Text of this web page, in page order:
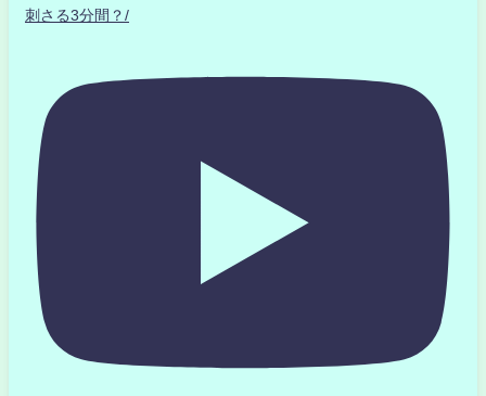
刺さる3分間？/